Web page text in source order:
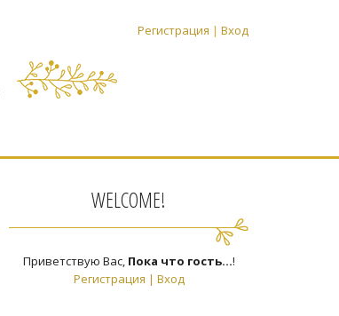
Регистрация | Вход
WELCOME!
Приветствую Вас, Пока что гость...!
Регистрация | Вход